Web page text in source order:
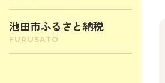
池田市ふるさと納税